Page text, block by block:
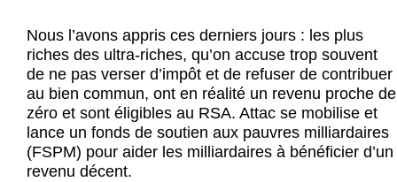
Boutique
Nous l’avons appris ces derniers jours : les plus
riches des ultra-riches, qu’on accuse trop souvent
de ne pas verser d’impôt et de refuser de contribuer
au bien commun, ont en réalité un revenu proche de
zéro et sont éligibles au RSA. Attac se mobilise et
lance un fonds de soutien aux pauvres milliardaires
(FSPM) pour aider les milliardaires à bénéficier d’un
revenu décent.